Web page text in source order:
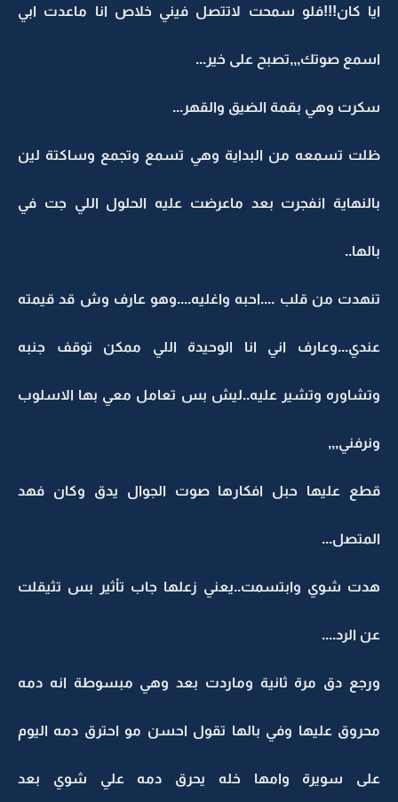
ايا كان!!!فلو سمحت لاتتصل فيني خلاص انا ماعدت ابي
اسمع صوتك,,,تصبح على خير...
سكرت وهي بقمة الضيق والقهر...
ظلت تسمعه من البداية وهي تسمع وتجمع وساكتة لين
بالنهاية انفجرت بعد ماعرضت عليه الحلول اللي جت في
بالها..
تنهدت من قلب ....احبه واغليه....وهو عارف وش قد قيمته
عندي...وعارف اني انا الوحيدة اللي ممكن توقف جنبه
وتشاوره وتشير عليه..ليش بس تعامل معي بها الاسلوب
ونرفني,,,
قطع عليها حبل افكارها صوت الجوال يدق وكان فهد
المتصل...
هدت شوي وابتسمت..يعني زعلها جاب تاْثير بس تثيقلت
عن الرد....
ورجع دق مرة ثانية وماردت بعد وهي مبسوطة انه دمه
محروق عليها وفي بالها تقول احسن مو احترق دمه اليوم
على سويرة وامها خله يحرق دمه علي شوي بعد